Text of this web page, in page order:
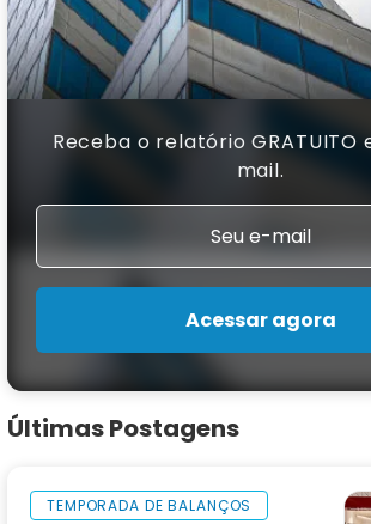
Receba o relatório GRATUITO
mail.
Acessar agora
Últimas Postagens
TEMPORADA DE BALANÇOS